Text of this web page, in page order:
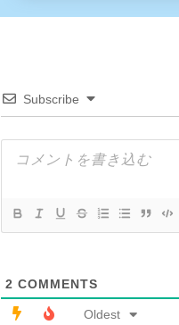
Subscribe
2 COMMENTS
Oldest